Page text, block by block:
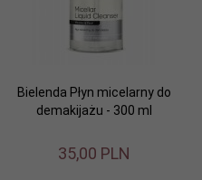
Bielenda Płyn micelarny do
demakijażu - 300 ml
35,00 PLN